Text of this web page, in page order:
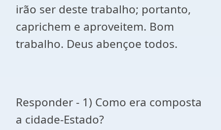
irão ser deste trabalho; portanto,
caprichem e aproveitem. Bom
trabalho. Deus abençoe todos.
Responder - 1) Como era composta
a cidade-Estado?